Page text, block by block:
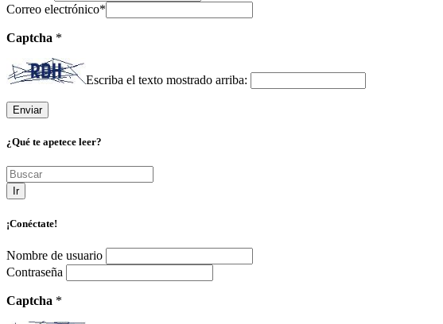
Correo electrónico*
Captcha *
Escriba el texto mostrado arriba:
¿Qué te apetece leer?
Ir
¡Conéctate!
Nombre de usuario
Contraseña
Captcha *